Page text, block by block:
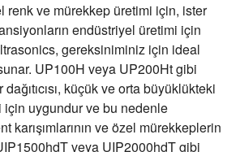
renk ve mürekkep üretimi için, ister
endüstriyel üretimi için
gereksiniminiz için ideal
sunar. UP100H veya UP200Ht gibi
küçük ve orta büyüklükteki
uygundur ve bu nedenle
karışımlarının ve özel mürekkeplerin
veya UIP2000hdT gibi